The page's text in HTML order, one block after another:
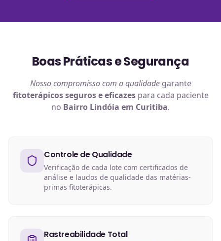
Boas Práticas e Segurança
Nosso compromisso com a qualidadegarante
fitoterápicosseguros e eficazespara cada paciente
no Bairro Lindóia em Curitiba.
Controle de Qualidade
Verificação de cada lote com certificados de
análise e laudos de qualidade das matérias-
primas fitoterápicas.
Rastreabilidade Total